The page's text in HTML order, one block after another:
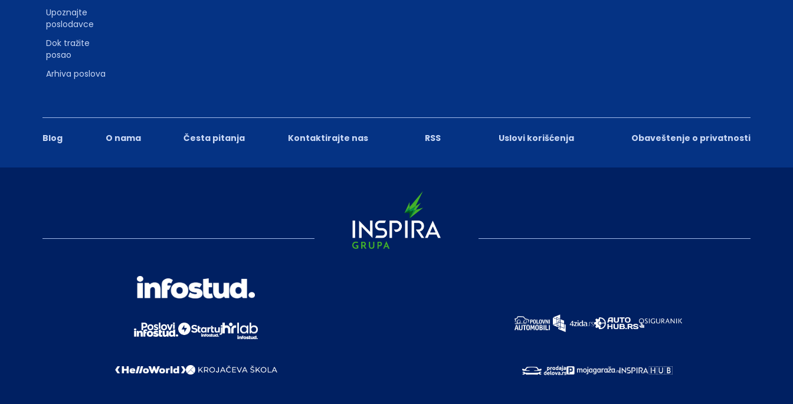
Blog O nama Česta pitanja Kontaktirajte nas RSS Uslovi korišćenja Obaveštenje o privatnosti
Upoznajte
poslodavce
Dok tražite
posao
Arhiva poslova